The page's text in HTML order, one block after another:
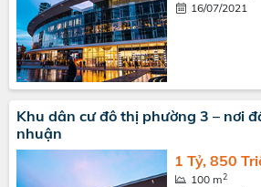
16/07/2021
Khu dân cư đô thị phường 3 – nơi
nhuận
1 Tỷ, 850
100 m2